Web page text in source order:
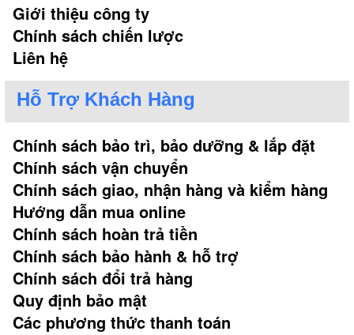
Giới thiệu công ty
Chính sách chiến lược
Liên hệ
Hỗ Trợ Khách Hàng
Chính sách bảo trì, bảo dưỡng & lắp đặt
Chính sách vận chuyển
Chính sách giao, nhận hàng và kiểm hàng
Hướng dẫn mua online
Chính sách hoàn trả tiền
Chính sách bảo hành & hỗ trợ
Chính sách đổi trả hàng
Quy định bảo mật
Các phương thức thanh toán